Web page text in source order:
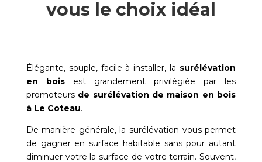
vous le choix idéal
Élégante, souple, facile à installer, la surélévation
en boisest grandement privilégiée par les
promoteurs de surélévation de maison en bois
à Le Coteau.
De manière générale, la surélévation vous permet
de gagner en surface habitable sans pour autant
diminuer votre la surface de votre terrain. Souvent,